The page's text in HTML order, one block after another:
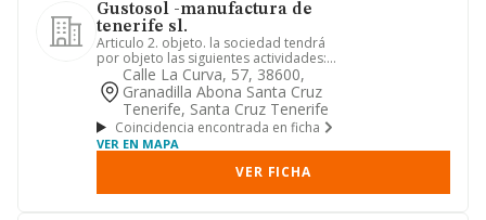
Gustosol -manufactura de
tenerife sl.
Articulo 2. objeto. la sociedad tendrá
por objeto las siguientes actividades:
1. construcción, inst...
Calle La Curva, 57, 38600,
Granadilla Abona Santa Cruz
Tenerife, Santa Cruz Tenerife
Coincidencia encontrada en ficha
VER EN MAPA
VER FICHA